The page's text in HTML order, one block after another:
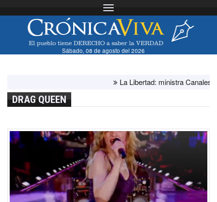
Toggle navigation
Sábado, 08 de agosto del 2026
La Libertad: ministra Canales
DRAG QUEEN